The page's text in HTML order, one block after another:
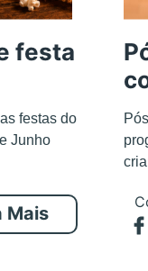
festa
festas do
Junho
Mais